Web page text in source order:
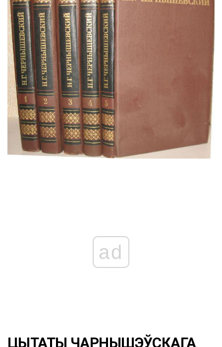
ad
ЦЫТАТЫ ЧАРНЫШЭЎСКАГА